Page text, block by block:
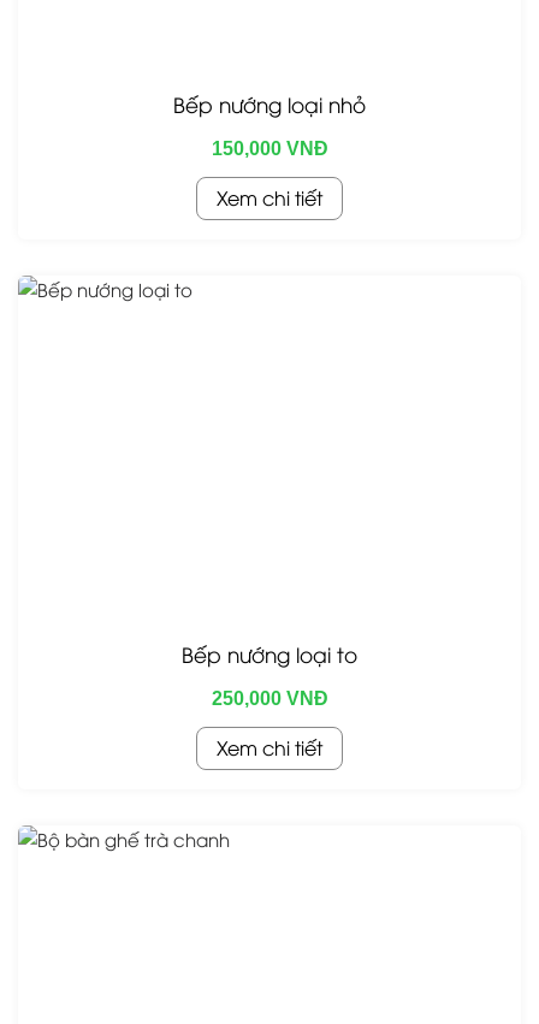
Bếp nướng loại nhỏ
150,000 VNĐ
Xem chi tiết
Bếp nướng loại to
250,000 VNĐ
Xem chi tiết